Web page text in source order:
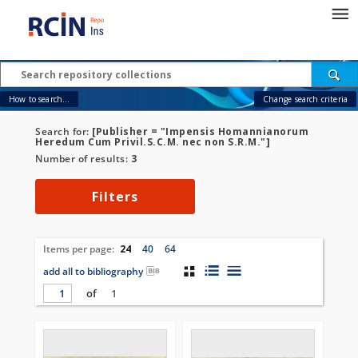
How to search... Change search criteria
Search for: [Publisher = "Impensis Homannianorum
Heredum Cum Privil.S.C.M. nec non S.R.M."]
Number of results: 3
Filters
Items per page: 24 40
64
add all to bibliography
of
1